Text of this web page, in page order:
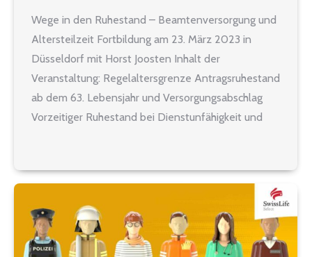
Wege in den Ruhestand – Beamtenversorgung und
Altersteilzeit Fortbildung am 23. März 2023 in
Düsseldorf mit Horst Joosten Inhalt der
Veranstaltung: Regelaltersgrenze Antragsruhestand
ab dem 63. Lebensjahr und Versorgungsabschlag
Vorzeitiger Ruhestand bei Dienstunfähigkeit und
Termin: Donnerstag, 23. März 2023 von 15 bis 18